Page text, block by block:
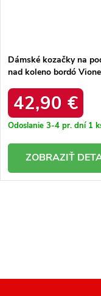
Dámské kozačky na
nad koleno bordó
42,90 €
Odoslanie 3-4 pr. dní 1
d